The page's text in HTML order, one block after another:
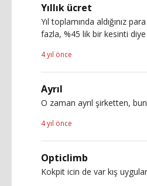
Yıllık ücret
Yıl toplamında aldığınız
fazla, %45 lik bir kesinti
4 yıl önce
Ayrıl
O zaman ayrıl şirketten,
4 yıl önce
Opticlimb
Kokpit icin de var kış